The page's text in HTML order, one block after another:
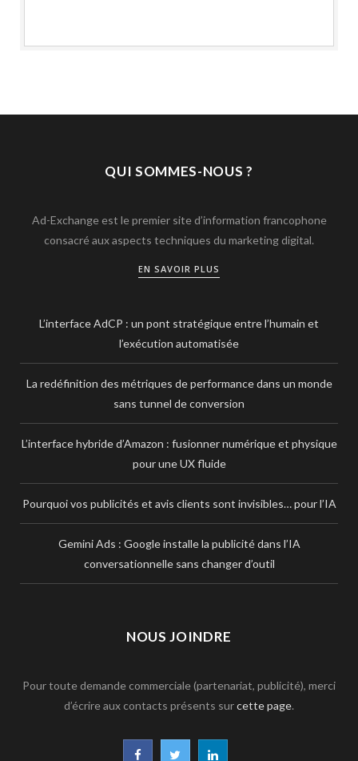
QUI SOMMES-NOUS ?
Ad-Exchange est le premier site d’information francophone
consacré aux aspects techniques du marketing digital.
EN SAVOIR PLUS
L’interface AdCP : un pont stratégique entre l’humain et
l’exécution automatisée
La redéfinition des métriques de performance dans un monde
sans tunnel de conversion
L’interface hybride d’Amazon : fusionner numérique et physique
pour une UX fluide
Pourquoi vos publicités et avis clients sont invisibles… pour l’IA
Gemini Ads : Google installe la publicité dans l’IA
conversationnelle sans changer d’outil
NOUS JOINDRE
Pour toute demande commerciale (partenariat, publicité), merci
d’écrire aux contacts présents surcette page.
F L